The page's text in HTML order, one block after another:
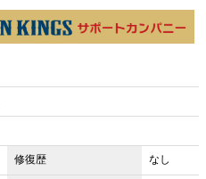
修復歴 なし